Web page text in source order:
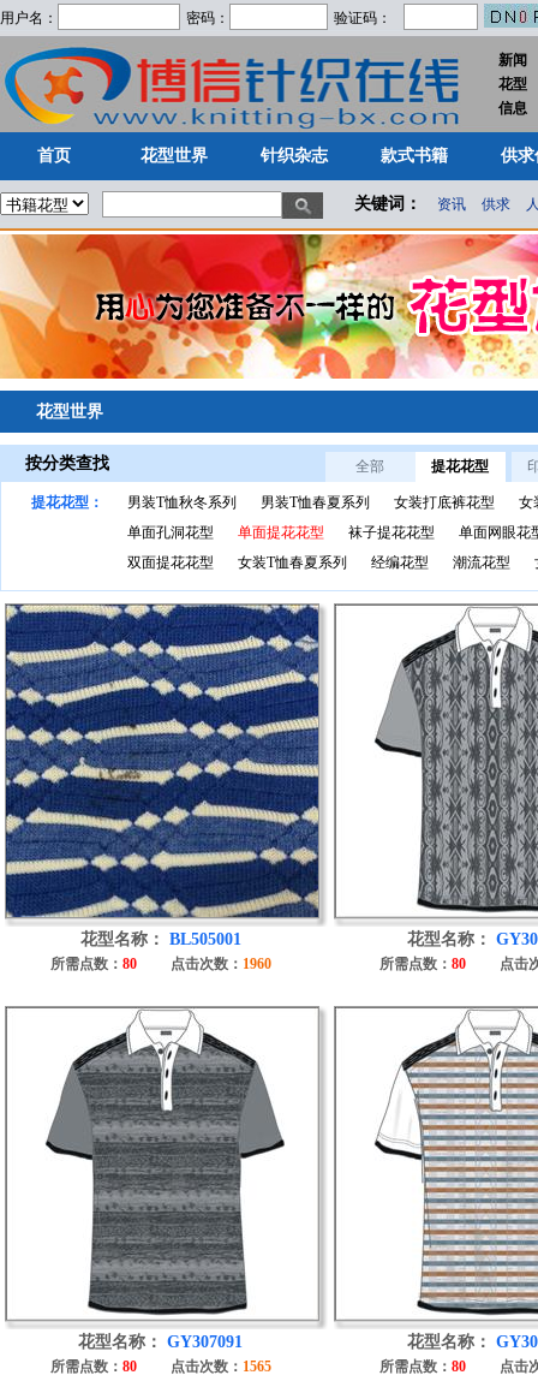
用户名： 密码： 验证码：
新闻
花型
信息
首页
首页
花型世界
花型世界
针织杂志
针织杂志
款式书籍
款式书籍
供求
供求
关键词： 资讯 供求
花型世界
按分类查找 全部 提花花型
提花花型： 男装T恤秋冬系列 男装T恤春夏系列 女装打底裤花型
女
单面孔洞花型
单面提花花型 袜子提花花型
单面网眼花
双面提花花型
女装T恤春夏系列 经编花型 潮流花型
花型名称： BL505001
所需点数： 80 点击次数： 1960
花型名称：
所需点数： 80 点击
花型名称： GY307091
所需点数： 80 点击次数： 1565
花型名称：
所需点数： 80 点击